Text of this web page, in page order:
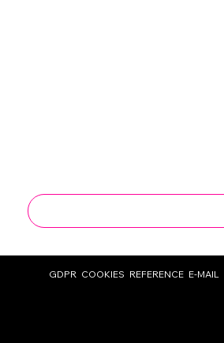
GDPR COOKIES REFERENCE E-MAIL